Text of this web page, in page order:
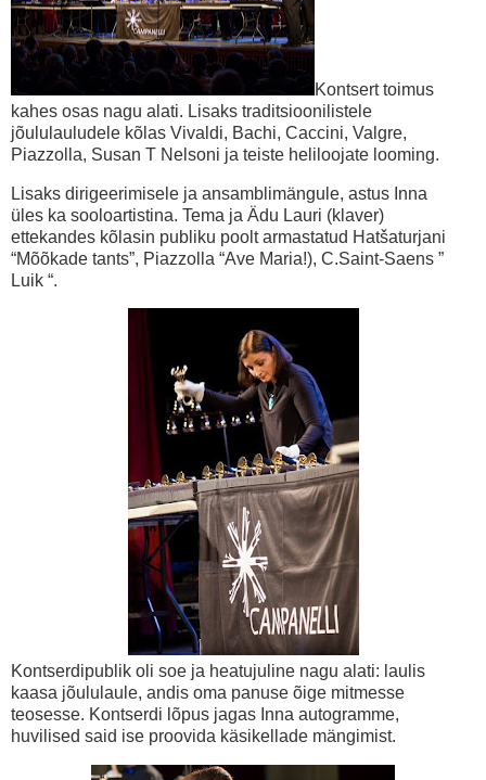
Kontsert toimus
kahes osas nagu alati. Lisaks traditsioonilistele
jõululauludele kõlas Vivaldi, Bachi, Caccini, Valgre,
Piazzolla, Susan T Nelsoni ja teiste heliloojate looming.
Lisaks dirigeerimisele ja ansamblimängule, astus Inna
üles ka sooloartistina. Tema ja Ädu Lauri (klaver)
ettekandes kõlasin publiku poolt armastatud Hatšaturjani
“Mõõkade tants”, Piazzolla “Ave Maria!), C.Saint-Saens ”
Luik “.
Kontserdipublik oli soe ja heatujuline nagu alati: laulis
kaasa jõululaule, andis oma panuse õige mitmesse
teosesse. Kontserdi lõpus jagas Inna autogramme,
huvilised said ise proovida käsikellade mängimist.